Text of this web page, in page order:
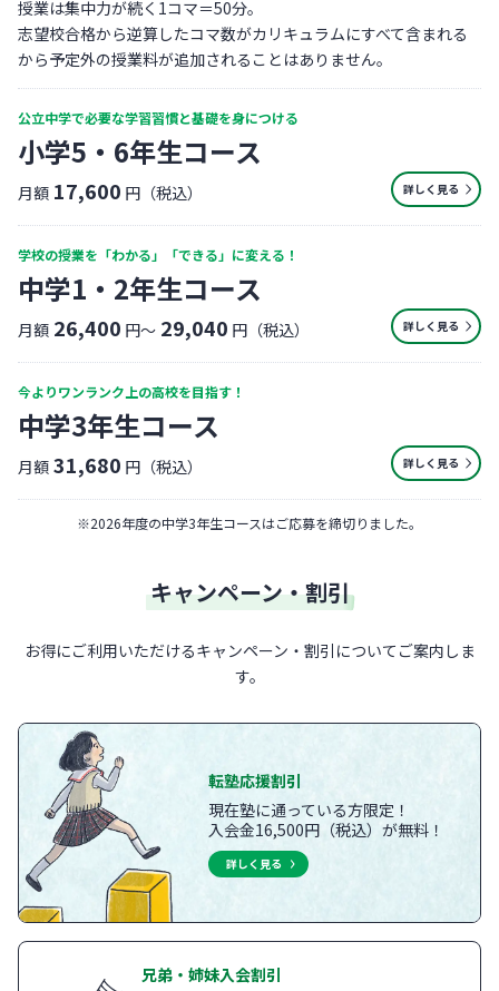
授業は集中力が続く1コマ＝50分。
志望校合格から逆算したコマ数がカリキュラムにすべて含まれる
から予定外の授業料が追加されることはありません。
公立中学で必要な学習習慣と基礎を身につける
小学5・6年生コース
月額 17,600 円（税込） 詳しく見る
学校の授業を「わかる」「できる」に変える！
中学1・2年生コース
月額 26,400 円〜 29,040 円（税込） 詳しく見る
今よりワンランク上の高校を目指す！
中学3年生コース
月額 31,680 円（税込） 詳しく見る
※2026年度の中学3年生コースはご応募を締切りました。
キャンペーン・割引
お得にご利用いただけるキャンペーン・割引についてご案内しま
す。
転塾応援割引
現在塾に通っている方限定！
入会金16,500円（税込）が無料！
詳しく見る
兄弟・姉妹入会割引